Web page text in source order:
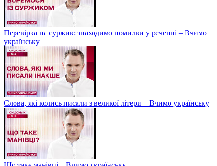
Перевірка на суржик: знаходимо помилки у реченні – Вчимо
українську
Слова, які колись писали з великої літери – Вчимо українську